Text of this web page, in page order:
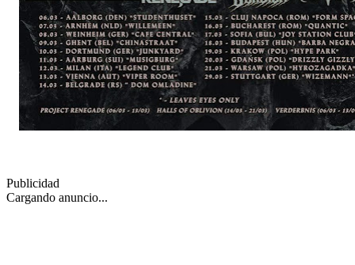
Publicidad
Cargando anuncio...